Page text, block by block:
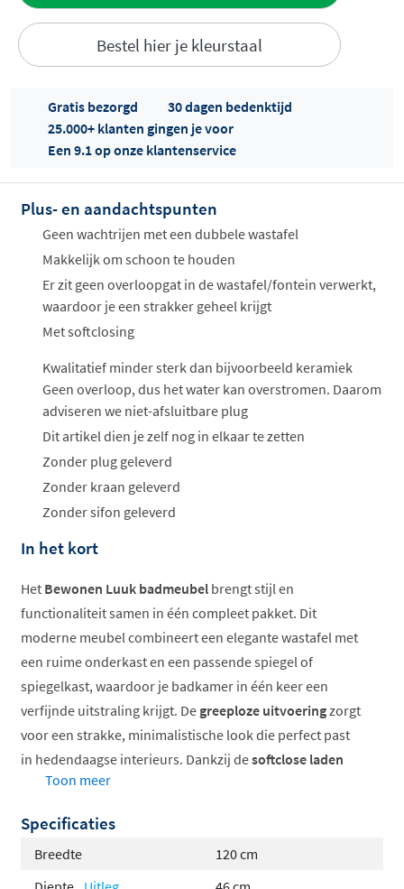
Bestel hier je kleurstaal
Gratis bezorgd
30 dagen bedenktijd
25.000+ klanten gingen je voor
Een 9.1 op onze klantenservice
Plus- en aandachtspunten
Geen wachtrijen met een dubbele wastafel
Makkelijk om schoon te houden
Er zit geen overloopgat in de wastafel/fontein verwerkt,
waardoor je een strakker geheel krijgt
Met softclosing
Kwalitatief minder sterk dan bijvoorbeeld keramiek
Geen overloop, dus het water kan overstromen. Daarom
adviseren we niet-afsluitbare plug
Dit artikel dien je zelf nog in elkaar te zetten
Zonder plug geleverd
Zonder kraan geleverd
Zonder sifon geleverd
In het kort
Het Bewonen Luuk badmeubel brengt stijl en
functionaliteit samen in één compleet pakket. Dit
moderne meubel combineert een elegante wastafel met
een ruime onderkast en een passende spiegel of
spiegelkast, waardoor je badkamer in één keer een
verfijnde uitstraling krijgt. De greeploze uitvoeringzorgt
voor een strakke, minimalistische look die perfect past
in hedendaagse interieurs. Dankzij desoftclose laden
sluit je de kasten altijd zachtjes en geruisloos af.
Verkrijgbaar in verschillende breedtes en kleuren
Greeploze uitvoering voor strakke look
Toon meer
Specificaties
Breedte
120 cm